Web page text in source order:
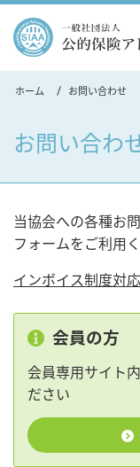
ホーム お問い合わせ
お問い合わ
当協会への各種お
フォームをご利用く
インボイス制度対
会員の方
会員専用サイト
ださい